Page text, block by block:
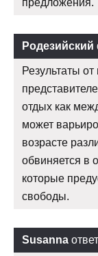
предложения.
Родезийский
Результаты
отдых как
может
возрасте
обвиняется в
которые
свободы.
Susanna